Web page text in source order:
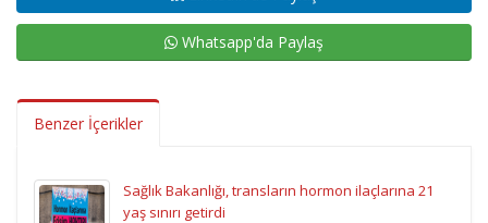
Whatsapp'da Paylaş
Benzer İçerikler
Sağlık Bakanlığı, transların hormon ilaçlarına 21
yaş sınırı getirdi